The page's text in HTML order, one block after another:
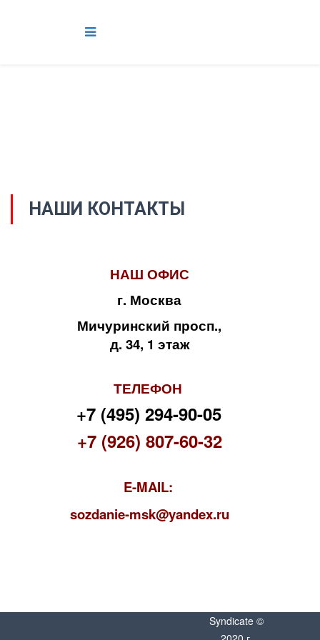
НАШИ КОНТАКТЫ
НАШ ОФИС
г. Москва
Мичуринский просп.,
д. 34, 1 этаж
ТЕЛЕФОН
+7 (495) 294-90-05
+7 (926) 807-60-32
E-MAIL:
sozdanie-msk@yandex.ru
Syndicate ©